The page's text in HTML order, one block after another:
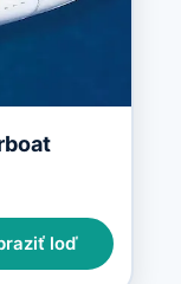
loď